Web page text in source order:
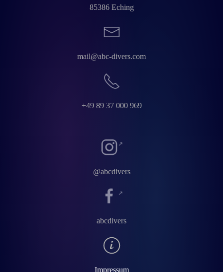
85386 Eching
mail@abc-divers.com
+49 89 37 000 969
@abcdivers
abcdivers
Impressum